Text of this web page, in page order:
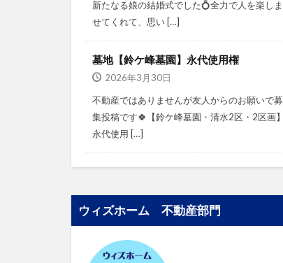
新たなる娘の結婚式でした💍⁡⁡⁡全力で人を楽しま
せてくれて、思い […]
墓地【鈴ケ峰墓園】永代使用権
2026年3月30日
不動産ではありませんが⁡⁡友人からのお願いで募
集投稿です🍀⁡⁡⁡⁡【鈴ケ峰墓園・清水2区・2区画】⁡⁡
永代使用 […]
ウィズホーム 不動産部門